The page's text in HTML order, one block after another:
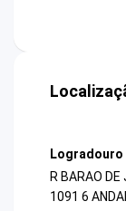
Logradouro
R BARAO DE
1091 6